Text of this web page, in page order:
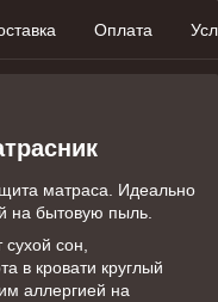
Оплата
матраса. Идеально
на бытовую пыль.
сон,
в кровати круглый
аллергией на